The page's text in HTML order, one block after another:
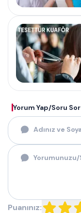
Yorum Yap/Soru Sor
Puanınız: